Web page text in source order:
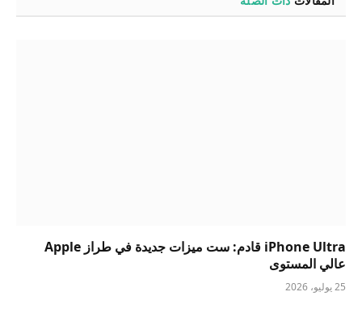
iPhone Ultra قادم: ست ميزات جديدة في طراز Apple
عالي المستوى
25 يوليو، 2026